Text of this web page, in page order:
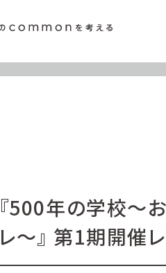
『500年の学校〜
レ〜』 第1期開催